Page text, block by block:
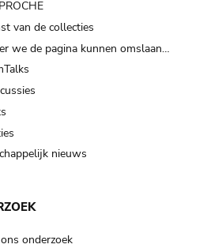
van de collecties
we de pagina kunnen omslaan…
nieuws
onderzoek